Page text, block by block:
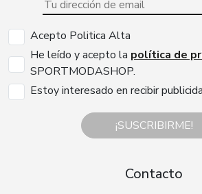
Acepto Politica Alta
He leído y acepto la política de
SPORTMODASHOP.
Estoy interesado en recibir
¡SUSCRIBIRME!
Contacto